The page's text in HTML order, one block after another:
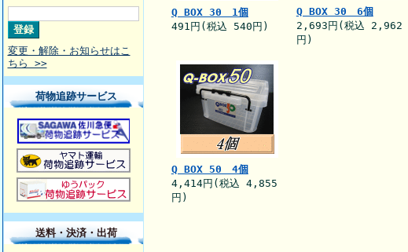
変更・解除・お知らせはこ
ちら >>
荷物追跡サービス
送料・決済・出荷
Q BOX 30 1個
491円(税込 540円)
Q BOX 30 6個
2,693円(税込 2,962
円)
Q BOX 50 4個
4,414円(税込 4,855
円)